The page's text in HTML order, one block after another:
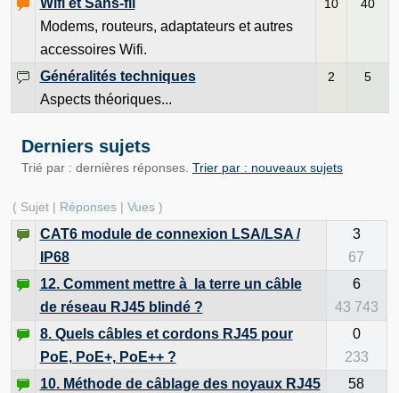
Wifi et Sans-fil
Modems, routeurs, adaptateurs et autres
accessoires Wifi.
10 40
Généralités techniques
Aspects théoriques...
2 5
Derniers sujets
Trié par : dernières réponses.Trier par : nouveaux sujets
( Sujet | Réponses| Vues )
CAT6 module de connexion LSA/LSA /
IP68
3
67
12. Comment mettre à la terre un câble
de réseau RJ45 blindé ?
6
43 743
8. Quels câbles et cordons RJ45 pour
PoE, PoE+, PoE++ ?
0
233
10. Méthode de câblage des noyaux RJ45
58